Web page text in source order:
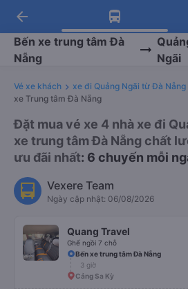
Tải app Vexere ngay!
Nhận ưu đãi thành viên
quyền
Tải app Vexere
-30k/ghế khi đặt vé máy
app
arrow_back
Bến xe trung tâm Đà
Nẵng
Ngãi
Vé xe khách xe đi Quảng Ngãi từ Đà Nẵng
xe Trung tâm Đà Nẵng
Đặt mua vé xe 4 nhà xe đi
xe trung tâm Đà Nẵng chất
ưu đãi nhất: 6 chuyến mỗi
Vexere Team
Ngày cập nhật: 06/08/2026
Quang Travel
Ghế ngồi 7 chỗ
Bến xe trung tâm Đà Nẵng
3 giờ
Cảng Sa Kỳ